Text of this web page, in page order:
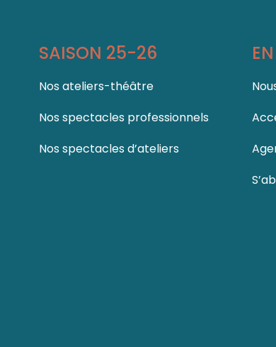
SAISON 25-26
Nos ateliers-théâtre
Nos spectacles professionnels
Nos spectacles d’ateliers